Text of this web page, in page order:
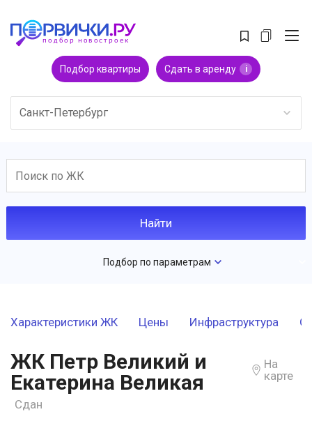
Подбор квартиры Сдать в аренду i
Санкт-Петербург
Подбор по параметрам
Характеристики ЖК Цены Инфраструктура
ЖК Петр Великий и
Екатерина Великая
На
карте
Сдан